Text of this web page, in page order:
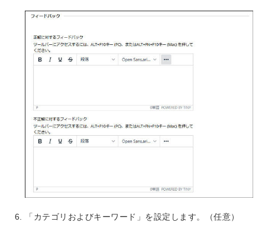
「カテゴリおよびキーワード」を設定します。（任意）